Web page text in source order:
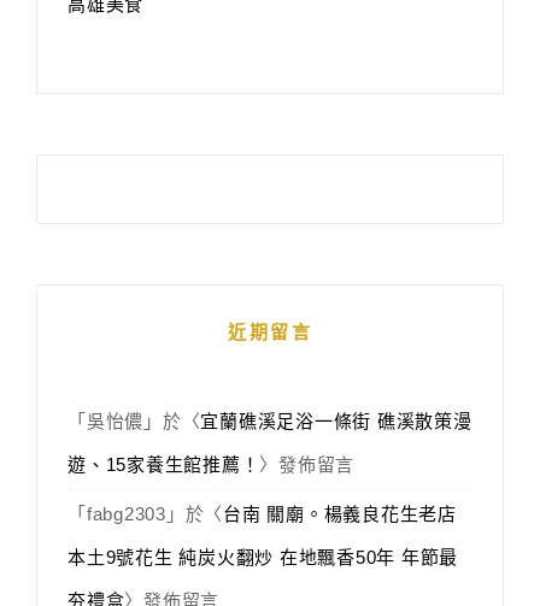
高雄美食
近期留言
「 吳怡儂 」於〈宜蘭礁溪足浴一條街 礁溪散策漫
遊、15家養生館推薦！ 〉發佈留言
「 fabg2303 」於〈台南 關廟。楊義良花生老店
本土9號花生 純炭火翻炒 在地飄香50年 年節最
夯禮盒〉發佈留言